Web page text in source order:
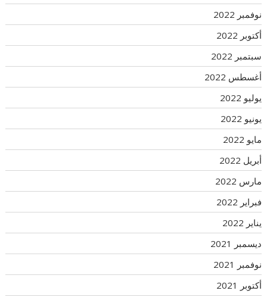
نوفمبر 2022
أكتوبر 2022
سبتمبر 2022
أغسطس 2022
يوليو 2022
يونيو 2022
مايو 2022
أبريل 2022
مارس 2022
فبراير 2022
يناير 2022
ديسمبر 2021
نوفمبر 2021
أكتوبر 2021